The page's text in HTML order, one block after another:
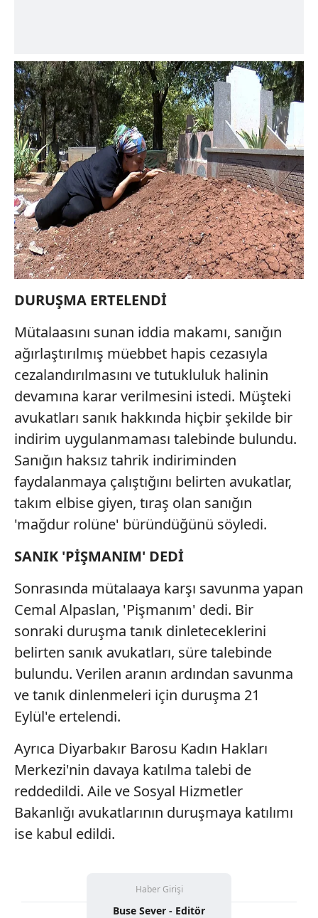
DURUŞMA ERTELENDİ
Mütalaasını sunan iddia makamı, sanığın
ağırlaştırılmış müebbet hapis cezasıyla
cezalandırılmasını ve tutukluluk halinin
devamına karar verilmesini istedi. Müşteki
avukatları sanık hakkında hiçbir şekilde bir
indirim uygulanmaması talebinde bulundu.
Sanığın haksız tahrik indiriminden
faydalanmaya çalıştığını belirten avukatlar,
takım elbise giyen, tıraş olan sanığın
'mağdur rolüne' büründüğünü söyledi.
SANIK 'PİŞMANIM' DEDİ
Sonrasında mütalaaya karşı savunma yapan
Cemal Alpaslan, 'Pişmanım' dedi. Bir
sonraki duruşma tanık dinleteceklerini
belirten sanık avukatları, süre talebinde
bulundu. Verilen aranın ardından savunma
ve tanık dinlenmeleri için duruşma 21
Eylül'e ertelendi.
Ayrıca Diyarbakır Barosu Kadın Hakları
Merkezi'nin davaya katılma talebi de
reddedildi. Aile ve Sosyal Hizmetler
Bakanlığı avukatlarının duruşmaya katılımı
ise kabul edildi.
Haber Girişi
Buse Sever - Editör